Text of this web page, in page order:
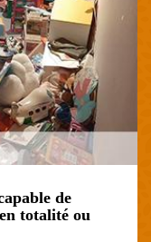
de
totalité ou